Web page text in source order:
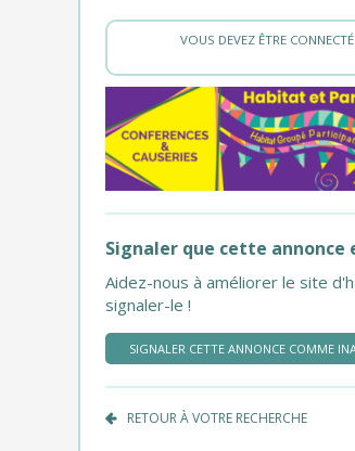
VOUS DEVEZ ÊTRE
Signaler que cette annonce
Aidez-nous à améliorer le site
signaler-le !
SIGNALER CETTE ANNONCE COMME
RETOUR À VOTRE RECHERCHE